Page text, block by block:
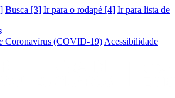
Busca [3] Ir para o rodapé [4] Ir para lista de
Coronavírus (COVID-19) Acessibilidade